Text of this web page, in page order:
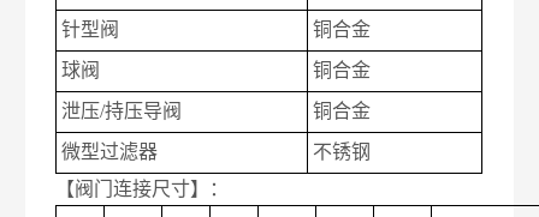
针型阀
铜合金
球阀
铜合金
泄压/持压导阀
铜合金
微型过滤器
不锈钢
【阀门连接尺寸】：